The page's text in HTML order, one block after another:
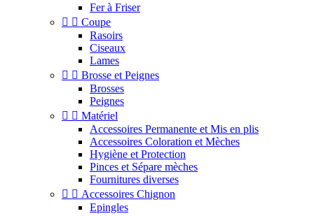
Fer à Friser
  Coupe
Rasoirs
Ciseaux
Lames
  Brosse et Peignes
Brosses
Peignes
  Matériel
Accessoires Permanente et Mis en plis
Accessoires Coloration et Mèches
Hygiène et Protection
Pinces et Sépare mèches
Fournitures diverses
  Accessoires Chignon
Epingles